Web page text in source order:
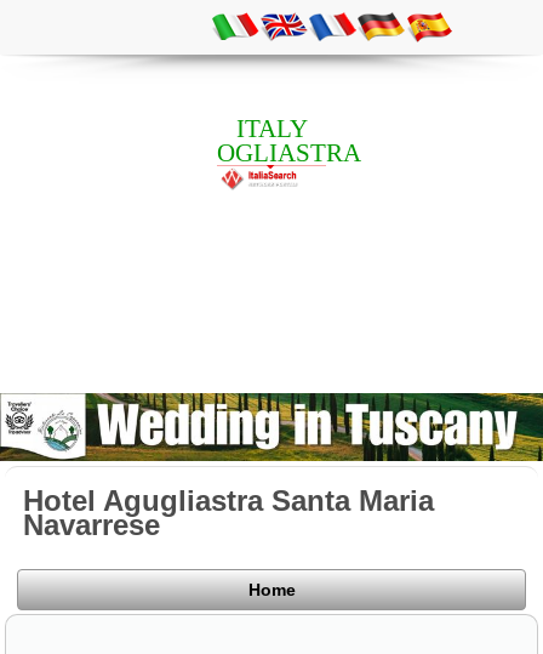
ITALY
OGLIASTRA
Hotel Agugliastra Santa Maria
Navarrese
Home